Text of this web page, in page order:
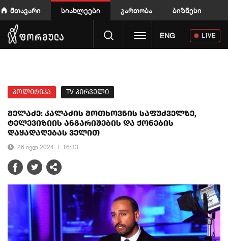
მთავარი სიახლეები გართობა ბიზნესი
Toggle navigation
ENG LIVE
პოლიტიკა TV პირველი
მელაძე: კალაძის მოთხოვნის საფუძველზე,
ტელევიზიის ანგარიშების და ქონების
დაყადაღებას ველით
26 ივლ 2024 16:33